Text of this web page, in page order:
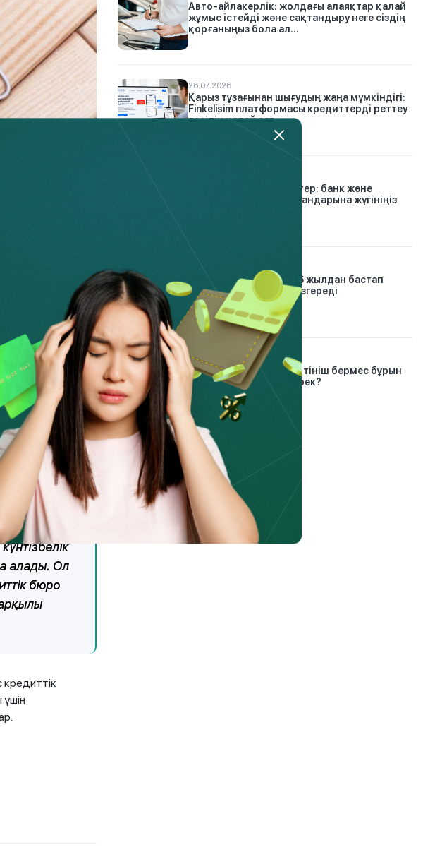
және
төлемнің
келген банк
оның ішінде
тарихты
да. Себебі
сіздің
алады. Ол
бюро
кредиттік
үшін
Авто-айлакерлік: жолдағы алаяқтар қалай
жұмыс істейді және сақтандыру неге сіздің
қорғаныңыз бола ал...
26.07.2026
Қарыз тұзағынан шығудың жаңа мүмкіндігі:
Finkelisim платформасы кредиттерді реттеу
тәсілін қалай өзг...
Проблемалық кредиттер: банк және
микроқаржы омбудсмандарына жүгініңіз
21.01.2026
Автосақтандыру: 2026 жылдан бастап
жүргізушілер үшін не өзгереді
6.03.2023
Банкроттық рәсіміне өтініш бермес бұрын
азаматтар не істеуі керек?